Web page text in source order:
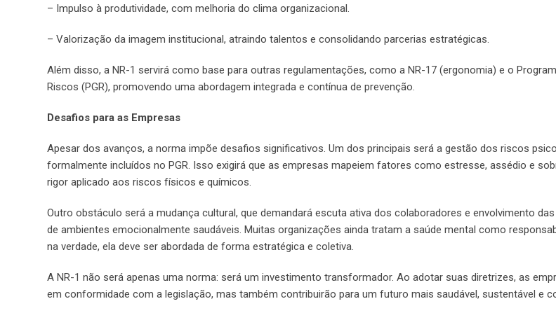
– Impulso à produtividade, com melhoria do clima organizacional.
– Valorização da imagem institucional, atraindo talentos e consolidando parcerias estratégicas.
Além disso, a NR-1 servirá como base para outras regulamentações, como a NR-17 (ergonomia) e o
Riscos (PGR), promovendo uma abordagem integrada e contínua de prevenção.
Desafios para as Empresas
Apesar dos avanços, a norma impõe desafios significativos. Um dos principais será a gestão dos riscos
formalmente incluídos no PGR. Isso exigirá que as empresas mapeiem fatores como estresse, assédio e
rigor aplicado aos riscos físicos e químicos.
Outro obstáculo será a mudança cultural, que demandará escuta ativa dos colaboradores e envolvimento
de ambientes emocionalmente saudáveis. Muitas organizações ainda tratam a saúde mental como
na verdade, ela deve ser abordada de forma estratégica e coletiva.
A NR-1 não será apenas uma norma: será um investimento transformador. Ao adotar suas diretrizes, as
em conformidade com a legislação, mas também contribuirão para um futuro mais saudável, sustentável e